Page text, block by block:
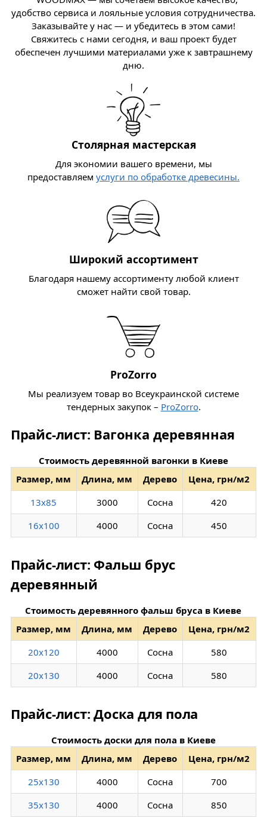
удобство сервиса и лояльные условия сотрудничества.
Заказывайте у нас — и убедитесь в этом сами!
Свяжитесь с нами сегодня, и ваш проект будет
обеспечен лучшими материалами уже к завтрашнему
дню.
Столярная мастерская
Для экономии вашего времени, мы
предоставляем услуги по обработке древесины.
Широкий ассортимент
Благодаря нашему ассортименту любой клиент
сможет найти свой товар.
ProZorro
Мы реализуем товар во Всеукраинской системе
тендерных закупок – ProZorro.
Прайс-лист: Вагонка деревянная
Стоимость деревянной вагонки в Киеве
Размер, мм
Длина, мм Дерево
Цена, грн/м2
13х85
3000 Сосна
420
16х100
4000 Сосна 450
Прайс-лист: Фальш брус
деревянный
Стоимость деревянного фальш бруса в Киеве
Размер, мм
Длина, мм Дерево
Цена, грн/м2
20х120
4000 Сосна
580
20х130
4000 Сосна 580
Прайс-лист: Доска для пола
Стоимость доски для пола в Киеве
Размер, мм
Длина, мм Дерево
Цена, грн/м2
25х130
4000 Сосна
700
35х130
4000 Сосна 850